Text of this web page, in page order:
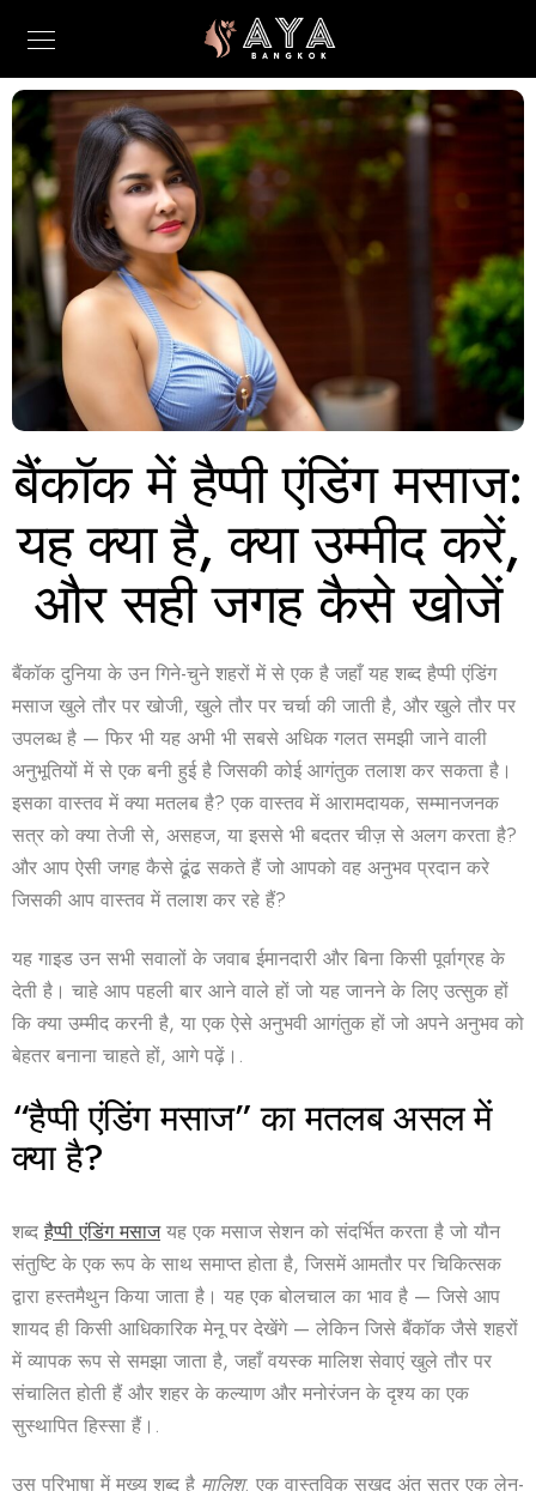
बैंकॉक में हैप्पी एंडिंग मसाज:
यह क्या है, क्या उम्मीद करें,
और सही जगह कैसे खोजें
बैंकॉक दुनिया के उन गिने-चुने शहरों में से एक है जहाँ यह शब्द हैप्पी एंडिंग
मसाजखुले तौर पर खोजी, खुले तौर पर चर्चा की जाती है, और खुले तौर पर
उपलब्ध है — फिर भी यह अभी भी सबसे अधिक गलत समझी जाने वाली
अनुभूतियों में से एक बनी हुई है जिसकी कोई आगंतुक तलाश कर सकता है।
इसका वास्तव में क्या मतलब है? एक वास्तव में आरामदायक, सम्मानजनक
सत्र को क्या तेजी से, असहज, या इससे भी बदतर चीज़ से अलग करता है?
और आप ऐसी जगह कैसे ढूंढ सकते हैं जो आपको वह अनुभव प्रदान करे
जिसकी आप वास्तव में तलाश कर रहे हैं?
यह गाइड उन सभी सवालों के जवाब ईमानदारी और बिना किसी पूर्वाग्रह के
देती है। चाहे आप पहली बार आने वाले हों जो यह जानने के लिए उत्सुक हों
कि क्या उम्मीद करनी है, या एक ऐसे अनुभवी आगंतुक हों जो अपने अनुभव को
बेहतर बनाना चाहते हों, आगे पढ़ें।.
“हैप्पी एंडिंग मसाज” का मतलब असल में
क्या है?
शब्दहैप्पी एंडिंग मसाजयह एक मसाज सेशन को संदर्भित करता है जो यौन
संतुष्टि के एक रूप के साथ समाप्त होता है, जिसमें आमतौर पर चिकित्सक
द्वारा हस्तमैथुन किया जाता है। यह एक बोलचाल का भाव है — जिसे आप
शायद ही किसी आधिकारिक मेनू पर देखेंगे — लेकिन जिसे बैंकॉक जैसे शहरों
में व्यापक रूप से समझा जाता है, जहाँवयस्क मालिशसेवाएं खुले तौर पर
संचालित होती हैं और शहर के कल्याण और मनोरंजन के दृश्य का एक
सुस्थापित हिस्सा हैं।.
उस परिभाषा में मुख्य शब्द है मालिश. एक वास्तविक सुखद अंत सत्र एक लेन-